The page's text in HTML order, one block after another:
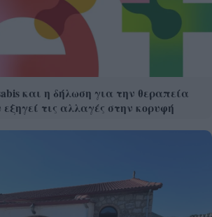
και η δήλωση για την θεραπεία
τις αλλαγές στην κορυφή